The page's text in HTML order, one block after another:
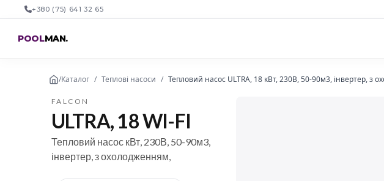
+380 (75) 641 32 65
POOLMAN.
/Каталог / Теплові насоси / Тепловий насос ULTRA, 18 кВт, 230В, 50-90м3, інвертер, з
FALCON
ULTRA, 18 WI-FI
Тепловий насос кВт, 230В, 50-90м3,
інвертер, з охолодженням,